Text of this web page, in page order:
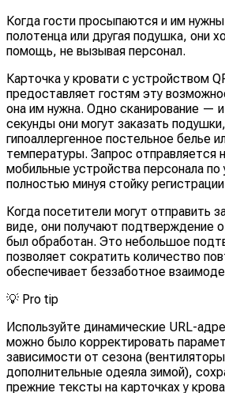
Когда гости просыпаются и им
полотенца или другая подушка, они
помощь, не вызывая персонал.
Карточка у кровати с устройством
предоставляет гостям эту
она им нужна. Одно сканирование —
секунды они могут заказать
гипоаллергенное постельное белье
температуры. Запрос отправляется
мобильные устройства персонала
полностью минуя стойку
Когда посетители могут отправить
виде, они получают подтверждение
был обработан. Это небольшое
позволяет сократить количество
обеспечивает беззаботное
💡 Pro tip
Используйте динамические URL-
можно было корректировать
зависимости от сезона
дополнительные одеяла зимой),
прежние тексты на карточках у